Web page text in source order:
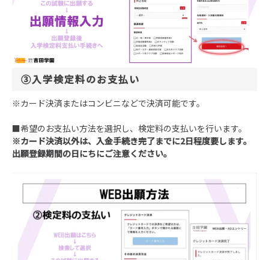
③入学検定料のお支払い
※カード決済またはコンビニなどで決済可能です。
■希望のお支払い方法を選択し、検定料の支払いを行います。
※カード決済以外は、入金手続き完了までに2日程度要します。
出願登録期間の日にちにご注意ください。